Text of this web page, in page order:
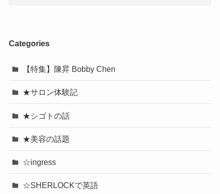
Categories
【特集】陳昇 Bobby Chen
★サロン体験記
★シゴトの話
★美容の話題
☆ingress
☆SHERLOCKで英語